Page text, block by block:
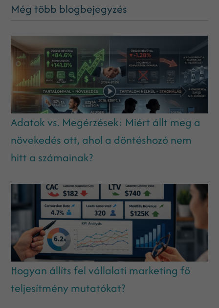
Még több blogbejegyzés
Adatok vs. Megérzések: Miért állt meg a
növekedés ott, ahol a döntéshozó nem
hitt a számainak?
Hogyan állíts fel vállalati marketing fő
teljesítmény mutatókat?